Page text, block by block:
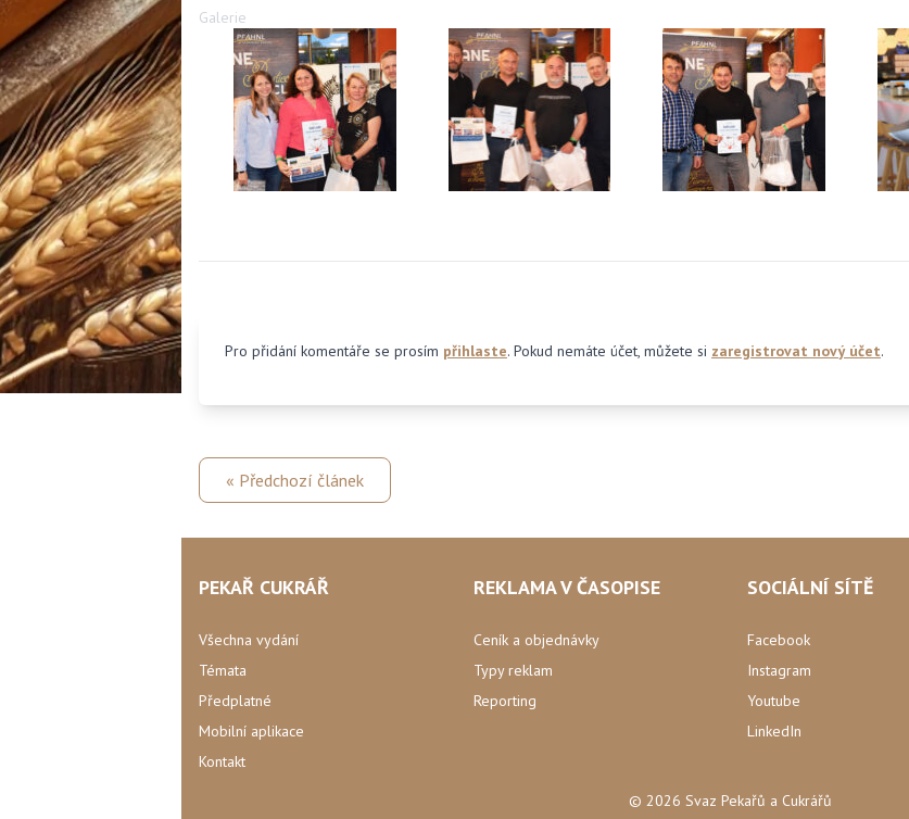
Galerie
Pro přidání komentáře se prosím přihlaste. Pokud nemáte účet, můžete si zaregistrovat nový účet.
« Předchozí článek
PEKAŘ CUKRÁŘ
Všechna vydání
Témata
Předplatné
Mobilní aplikace
Kontakt
REKLAMA V ČASOPISE
Ceník a objednávky
Typy reklam
Reporting
SOCIÁLNÍ SÍTĚ
Facebook
Instagram
Youtube
LinkedIn
© 2026 Svaz Pekařů a Cukrářů